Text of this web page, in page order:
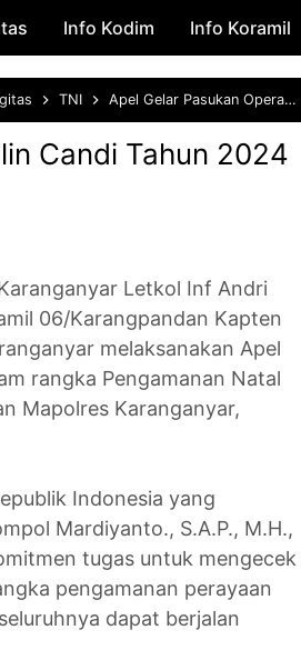
Skip to main content
Info Kodim Info Koramil
TNI Apel Gelar Pasukan Operasi Lilin Candi Tahun 2024
Candi Tahun 2024
Letkol Inf Andri
06/Karangpandan Kapten
melaksanakan Apel
rangka Pengamanan Natal
Mapolres Karanganyar,
Indonesia yang
Mardiyanto., S.A.P., M.H.,
tugas untuk mengecek
pengamanan perayaan
dapat berjalan